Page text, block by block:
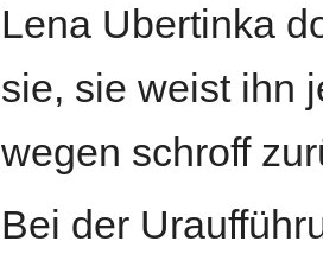
Lena Ubertinka
sie, sie weist ihn
wegen schroff
Bei der